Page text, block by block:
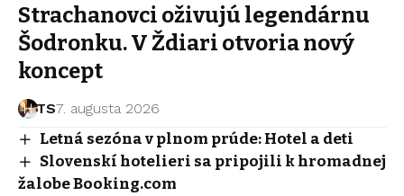
Strachanovci oživujú legendárnu
Šodronku. V Ždiari otvoria nový
koncept
TS7. augusta 2026
Letná sezóna v plnom prúde: Hotel a deti
Slovenskí hotelieri sa pripojili k hromadnej
žalobe Booking.com